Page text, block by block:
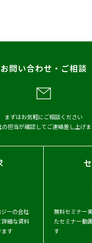
お問い合わせ・ご相談
まずはお気軽にご相談ください
の担当が確認してご連絡差し上げ
ーの会社
細な資料
ます
無料セミナー
たセミナー動
す